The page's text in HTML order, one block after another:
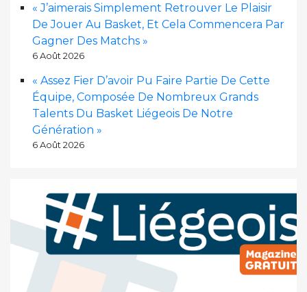
« J’aimerais Simplement Retrouver Le Plaisir
De Jouer Au Basket, Et Cela Commencera Par
Gagner Des Matchs »
6 Août 2026
« Assez Fier D’avoir Pu Faire Partie De Cette
Équipe, Composée De Nombreux Grands
Talents Du Basket Liégeois De Notre
Génération »
6 Août 2026